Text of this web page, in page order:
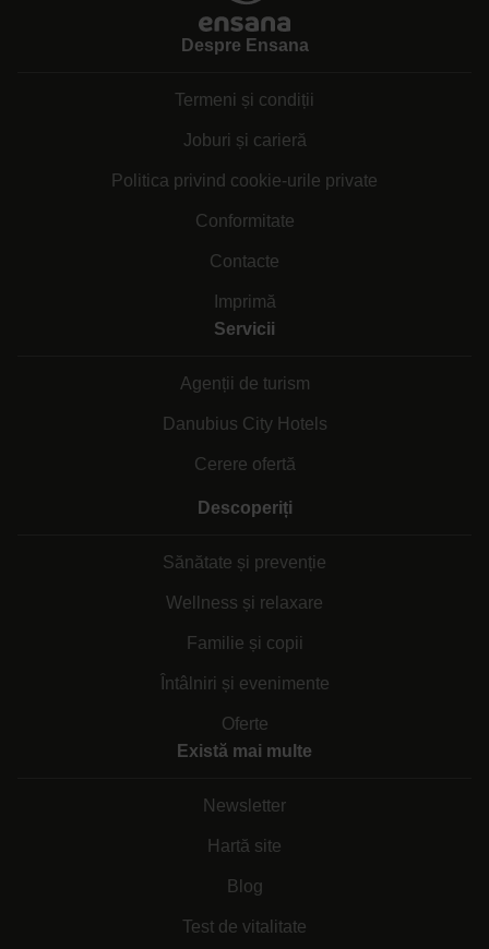
Despre Ensana
Termeni și condiții
Joburi și carieră
Politica privind cookie-urile private
Conformitate
Contacte
Imprimă
Servicii
Agenții de turism
Danubius City Hotels
Cerere ofertă
Descoperiți
Sănătate și prevenție
Wellness și relaxare
Familie și copii
Întâlniri și evenimente
Oferte
Există mai multe
Newsletter
Hartă site
Blog
Test de vitalitate